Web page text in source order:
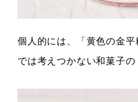
個人的には、「黄色の金
では考えつかない和菓子の